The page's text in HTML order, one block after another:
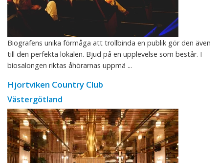
Biografens unika förmåga att trollbinda en publik gör den även
till den perfekta lokalen. Bjud på en upplevelse som består. I
biosalongen riktas åhörarnas uppmä ...
Hjortviken Country Club
Västergötland